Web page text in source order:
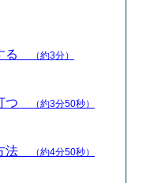
る （約3分）
つ （約3分50秒）
法 （約4分50秒）